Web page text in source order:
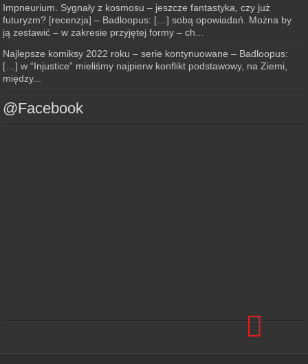
Impneurium. Sygnały z kosmosu – jeszcze fantastyka, czy już
futuryzm? [recenzja] – Badloopus: […] sobą opowiadań. Można by
ją zestawić – w zakresie przyjętej formy – ch...
Najlepsze komiksy 2022 roku – serie kontynuowane – Badloopus:
[…] w “Injustice” mieliśmy najpierw konflikt podstawowy, na Ziemi,
między...
@Facebook